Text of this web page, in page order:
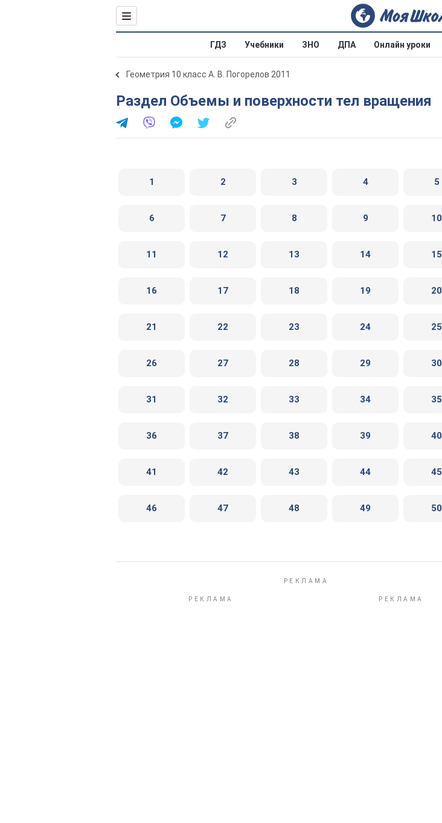
ГДЗ Учебники ЗНО ДПА Онлайн уроки
Геометрия 10 класс А. В. Погорелов 2011
Раздел Объемы и поверхности тел вращения
1 2 3 4 5
6 7 8 9 10
11 12 13 14 15
16 17 18 19 20
21 22 23 24 25
26 27 28 29 30
31 32 33 34 35
36 37 38 39 40
41 42 43 44 45
46 47 48 49 50